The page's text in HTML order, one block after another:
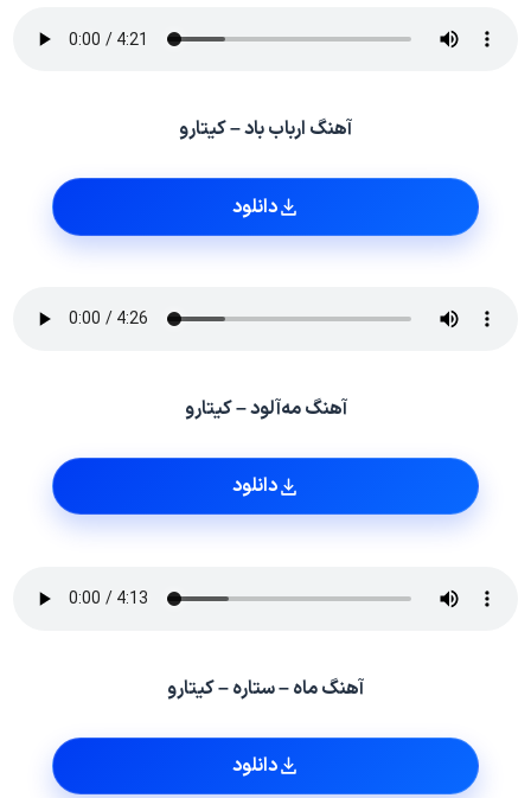
آهنگ ارباب باد – کیتارو
دانلود
آهنگ مه‌آلود – کیتارو
دانلود
آهنگ ماه – ستاره – کیتارو
دانلود